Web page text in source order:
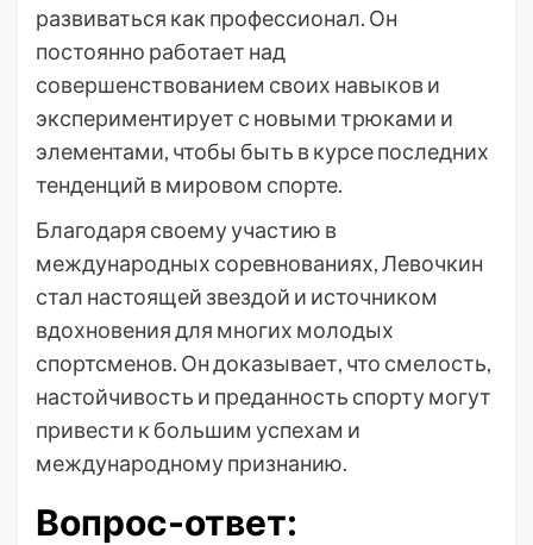
развиваться как профессионал. Он
постоянно работает над
совершенствованием своих навыков и
экспериментирует с новыми трюками и
элементами, чтобы быть в курсе последних
тенденций в мировом спорте.
Благодаря своему участию в
международных соревнованиях, Левочкин
стал настоящей звездой и источником
вдохновения для многих молодых
спортсменов. Он доказывает, что смелость,
настойчивость и преданность спорту могут
привести к большим успехам и
международному признанию.
Вопрос-ответ: